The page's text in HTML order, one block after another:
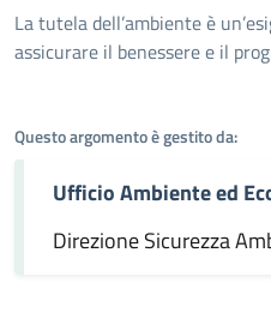
Dettagli
La tutela dell’ambiente è
assicurare il benessere e il
Questo argomento è gestito da:
Ufficio Ambiente ed
Direzione Sicurezza